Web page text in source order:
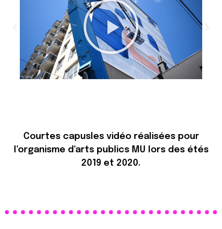
Courtes capusles vidéo réalisées pour
l'organisme d'arts publics MU lors des étés
2019 et 2020.